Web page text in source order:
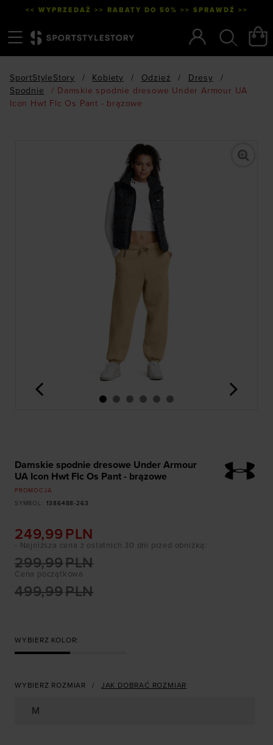
<< WYPRZEDAŻ >> RABATY DO 50% >> SPRAWDŹ >>
SportStyleStory / Kobiety / Odzież / Dresy
/
Spodnie
/ Damskie spodnie dresowe Under Armour UA
Icon Hwt Flc Os Pant - brązowe
<
Damskie spodnie dresowe Under Armour
UA Icon Hwt Flc Os Pant - brązowe
PROMOCJA
SYMBOL
1386488-263
249,99 PLN
Cena początkowa
499,99PLN
299,99PLN
- Najniższa cena z ostatnich 30 dni przed obniżką:
WYBIERZ KOLOR:
WYBIERZ ROZMIAR JAK DOBRAĆ ROZMIAR
M